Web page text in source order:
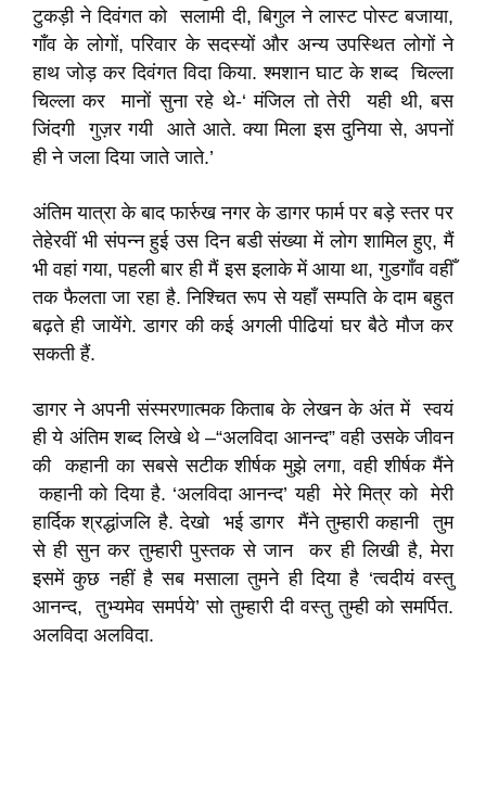
टुकड़ी ने दिवंगत को सलामी दी, बिगुल ने लास्ट पोस्ट बजाया,
गाँव के लोगों, परिवार के सदस्यों और अन्य उपस्थित लोगों ने
हाथ जोड़ कर दिवंगत विदा किया. श्मशान घाट के शब्द चिल्ला
चिल्ला कर मानों सुना रहे थे-‘ मंजिल तो तेरी यही थी, बस
जिंदगी गुज़र गयी आते आते. क्या मिला इस दुनिया से, अपनों
ही ने जला दिया जाते जाते.’
अंतिम यात्रा के बाद फार्रुख नगर के डागर फार्म पर बड़े स्तर पर
तेहेरवीं भी संपन्न हुई उस दिन बडी संख्या में लोग शामिल हुए, मैं
भी वहां गया, पहली बार ही मैं इस इलाके में आया था, गुडगाँव वहीँ
तक फैलता जा रहा है. निश्चित रूप से यहाँ सम्पति के दाम बहुत
बढ़ते ही जायेंगे. डागर की कई अगली पीढियां घर बैठे मौज कर
सकती हैं.
डागर ने अपनी संस्मरणात्मक किताब के लेखन के अंत में स्वयं
ही ये अंतिम शब्द लिखे थे –“अलविदा आनन्द” वही उसके जीवन
की कहानी का सबसे सटीक शीर्षक मुझे लगा, वही शीर्षक मैंने
कहानी को दिया है. ‘अलविदा आनन्द’ यही मेरे मित्र को मेरी
हार्दिक श्रद्धांजलि है. देखो भई डागर मैंने तुम्हारी कहानी तुम
से ही सुन कर तुम्हारी पुस्तक से जान कर ही लिखी है, मेरा
इसमें कुछ नहीं है सब मसाला तुमने ही दिया है ‘त्वदीयं वस्तु
आनन्द, तुभ्यमेव समर्पये’ सो तुम्हारी दी वस्तु तुम्ही को समर्पित.
अलविदा अलविदा.